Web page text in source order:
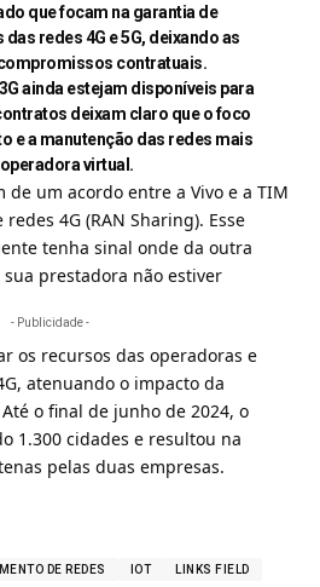
que focam na garantia de
redes 4G e 5G, deixando as
contratuais.
ainda estejam disponíveis para
deixam claro que o foco
e a manutenção das redes mais
virtual.
de um acordo entre a Vivo e a TIM
4G (RAN Sharing). Esse
tenha sinal onde da outra
prestadora não estiver
- Publicidade -
os recursos das operadoras e
atenuando o impacto da
o final de junho de 2024, o
1.300 cidades e resultou na
pelas duas empresas.
DE REDES IOT LINKS FIELD